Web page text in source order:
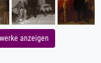
anzeigen